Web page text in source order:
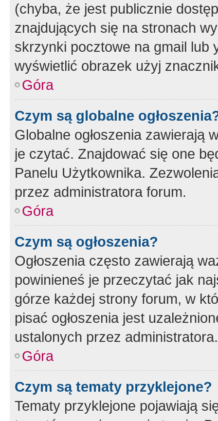
(chyba, że jest publicznie
znajdujących się na stronach
skrzynki pocztowe na gmail lub
wyświetlić obrazek użyj
Góra
Czym są globalne
Globalne ogłoszenia zawierają
je czytać. Znajdować się one
Panelu Użytkownika.
przez administratora forum.
Góra
Czym są ogłoszenia?
Ogłoszenia często zawierają
powinieneś je przeczytać jak
górze każdej strony forum, w
pisać ogłoszenia jest
ustalonych przez administratora.
Góra
Czym są tematy przyklejone?
Tematy przyklejone pojawiają